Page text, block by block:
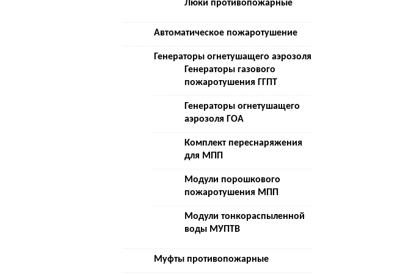
Люки противопожарные
Автоматическое пожаротушение
Генераторы огнетушащего аэрозоля
Генераторы газового
пожаротушения ГГПТ
Генераторы огнетушащего
аэрозоля ГОА
Комплект переснаряжения
для МПП
Модули порошкового
пожаротушения МПП
Модули тонкораспыленной
воды МУПТВ
Муфты противопожарные